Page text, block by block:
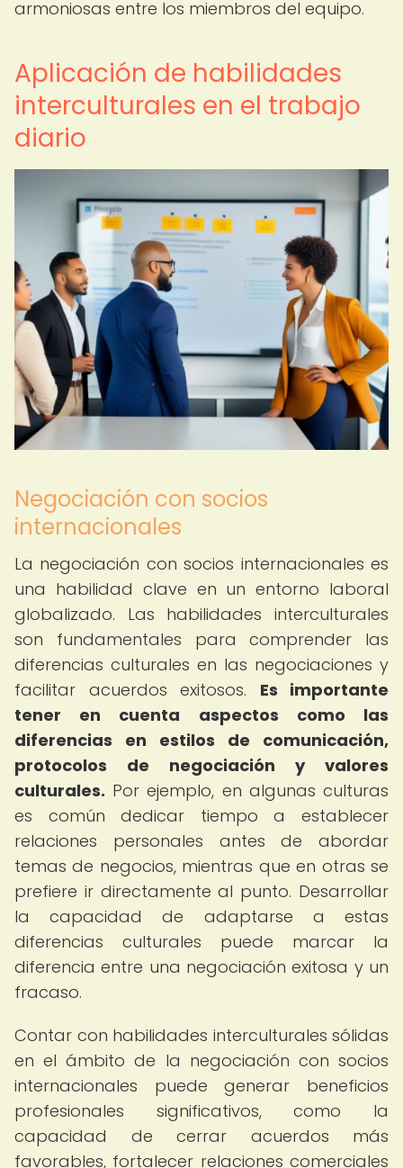
armoniosas entre los miembros del equipo.
Aplicación de habilidades
interculturales en el trabajo
diario
Negociación con socios
internacionales
La negociación con socios internacionales es
una habilidad clave en un entorno laboral
globalizado. Las habilidades interculturales
son fundamentales para comprender las
diferencias culturales en las negociaciones y
facilitar acuerdos exitosos. Es importante
tener en cuenta aspectos como las
diferencias en estilos de comunicación,
protocolos de negociación y valores
culturales. Por ejemplo, en algunas culturas
es común dedicar tiempo a establecer
relaciones personales antes de abordar
temas de negocios, mientras que en otras se
prefiere ir directamente al punto. Desarrollar
la capacidad de adaptarse a estas
diferencias culturales puede marcar la
diferencia entre una negociación exitosa y un
fracaso.
Contar con habilidades interculturales sólidas
en el ámbito de la negociación con socios
internacionales puede generar beneficios
profesionales significativos, como la
capacidad de cerrar acuerdos más
favorables, fortalecer relaciones comerciales